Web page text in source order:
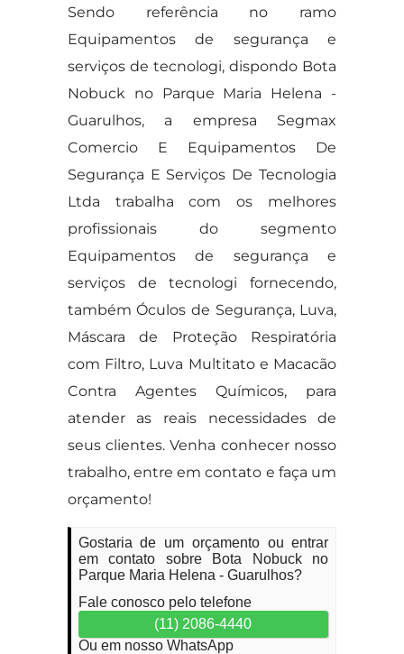
Sendo referência no ramo
Equipamentos de segurança e
serviços de tecnologi, dispondo Bota
Nobuck no Parque Maria Helena -
Guarulhos, a empresa Segmax
Comercio E Equipamentos De
Segurança E Serviços De Tecnologia
Ltda trabalha com os melhores
profissionais do segmento
Equipamentos de segurança e
serviços de tecnologi fornecendo,
também Óculos de Segurança, Luva,
Máscara de Proteção Respiratória
com Filtro, Luva Multitato e Macacão
Contra Agentes Químicos, para
atender as reais necessidades de
seus clientes. Venha conhecer nosso
trabalho, entre em contato e faça um
orçamento!
Gostaria de um orçamento ou entrar
em contato sobre Bota Nobuck no
Parque Maria Helena - Guarulhos?
Fale conosco pelo telefone
(11) 2086-4440
Ou em nosso WhatsApp